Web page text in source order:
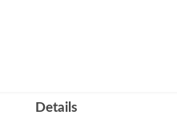
Details